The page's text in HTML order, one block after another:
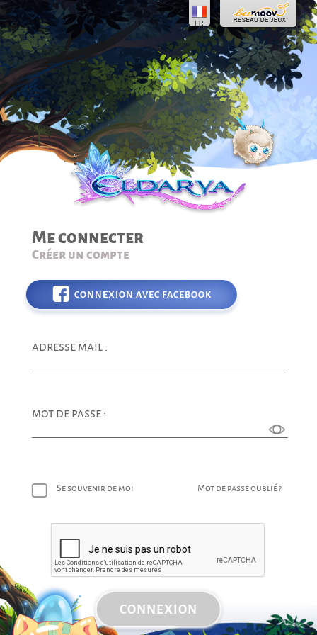
Me connecter
Créer un compte
CONNEXION AVEC FACEBOOK
adresse mail :
mot de passe :
Se souvenir de moi Mot de passe oublié ?
CONNEXION
FR